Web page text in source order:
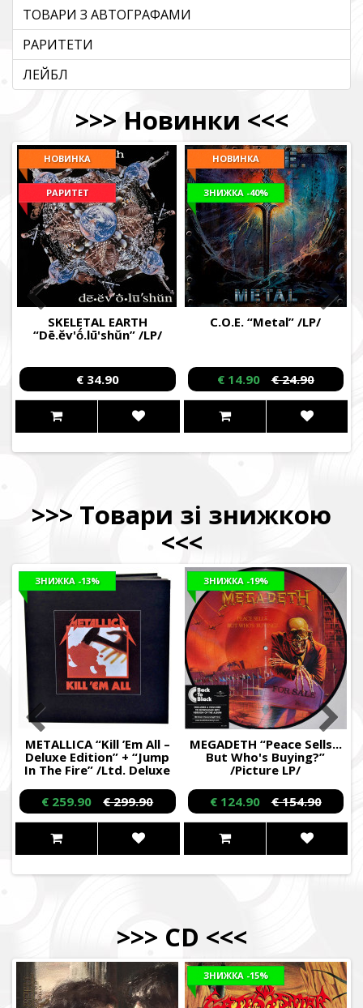
ТОВАРИ З АВТОГРАФАМИ
РАРИТЕТИ
ЛЕЙБЛ
>>> Новинки <<<
SKELETAL EARTH
“Dē.ĕv'ṓ.lū'shŭn” /LP/
НОВИНКА
РАРИТЕТ
€ 34.90
C.O.E. “Metal” /LP/
НОВИНКА
ЗНИЖКА -40%
€ 14.90 € 24.90
>>> Товари зі знижкою
<<<
METALLICA “Kill ’Em All –
Deluxe Edition” + “Jump
In The Fire” /Ltd. Deluxe
5CD + DVD + Book +
Patch + Download Cards
Box Set/
ЗНИЖКА -13%
€ 259.90 € 299.90
MEGADETH “Peace Sells...
But Who's Buying?”
/Picture LP/
ЗНИЖКА -19%
€ 124.90 € 154.90
>>> CD <<<
ЗНИЖКА -15%